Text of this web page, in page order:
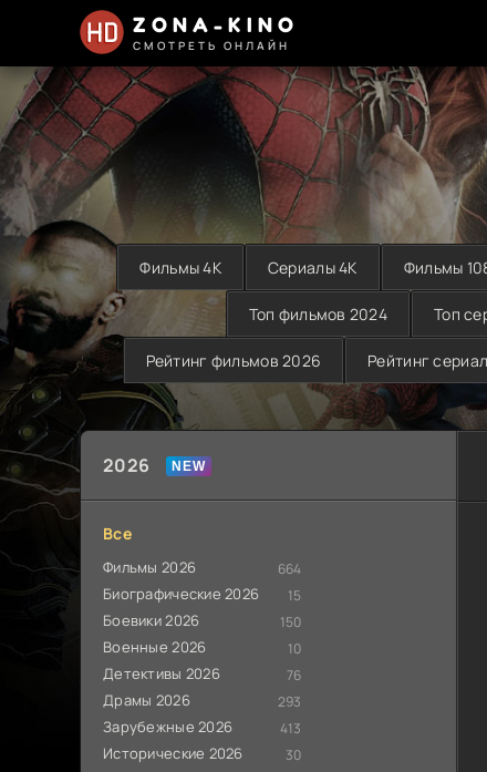
ZONA-KINO
СМОТРЕТЬ ОНЛАЙН
Фильмы 4K Сериалы 4K Фильмы
Топ фильмов 2024 Топ
Рейтинг фильмов 2026 Рейтинг
2026
Все
Фильмы 2026 664
Биографические 2026 15
Боевики 2026 150
Военные 2026 10
Детективы 2026 76
Драмы 2026 293
Зарубежные 2026 413
Исторические 2026 30